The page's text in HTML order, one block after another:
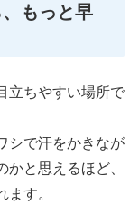
もっと早
立ちやすい場所で
シで汗をかきなが
と思えるほど、
す。